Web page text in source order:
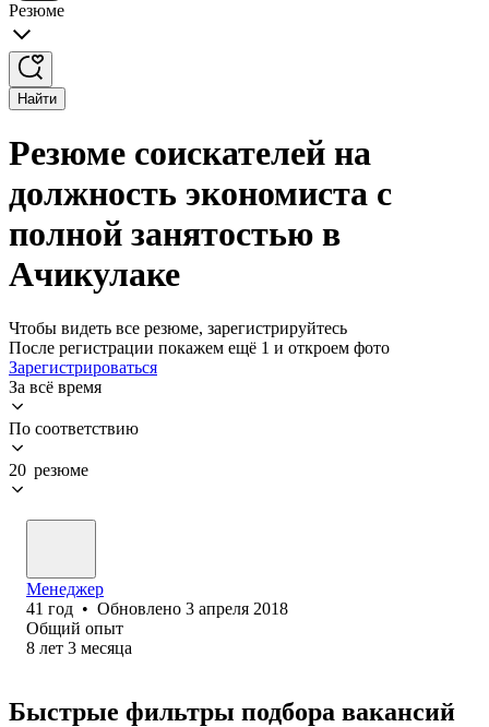
Резюме
Найти
Резюме соискателей на
должность экономиста с
полной занятостью в
Ачикулаке
Чтобы видеть все резюме, зарегистрируйтесь
После регистрации покажем ещё 1 и откроем фото
Зарегистрироваться
За всё время
По соответствию
20 резюме
Менеджер
41 год • Обновлено 3 апреля 2018
Общий опыт
8 лет 3 месяца
Быстрые фильтры подбора вакансий